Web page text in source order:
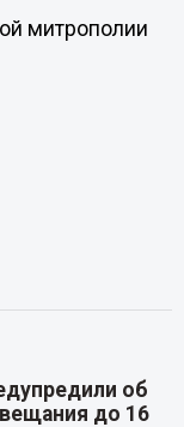
митрополии
об
до 16